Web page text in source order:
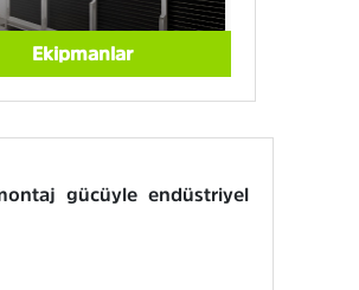
Ekipmanlar
gücüyle endüstriyel